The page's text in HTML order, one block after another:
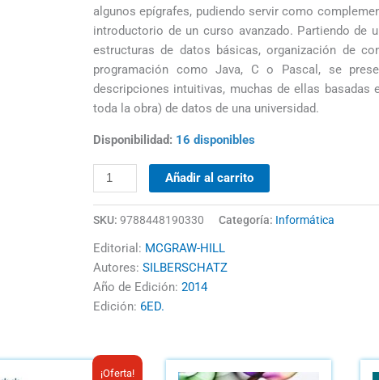
algunos epígrafes, pudiendo servir como
introductorio de un curso avanzado. Partiendo de
estructuras de datos básicas, organización de
programación como Java, C o Pascal, se
descripciones intuitivas, muchas de ellas basadas
toda la obra) de datos de una universidad.
Disponibilidad: 16 disponibles
Añadir al carrito
SKU: 9788448190330 Categoría: Informática
Editorial: MCGRAW-HILL
Autores: SILBERSCHATZ
Año de Edición: 2014
Edición: 6ED.
¡Oferta!
El